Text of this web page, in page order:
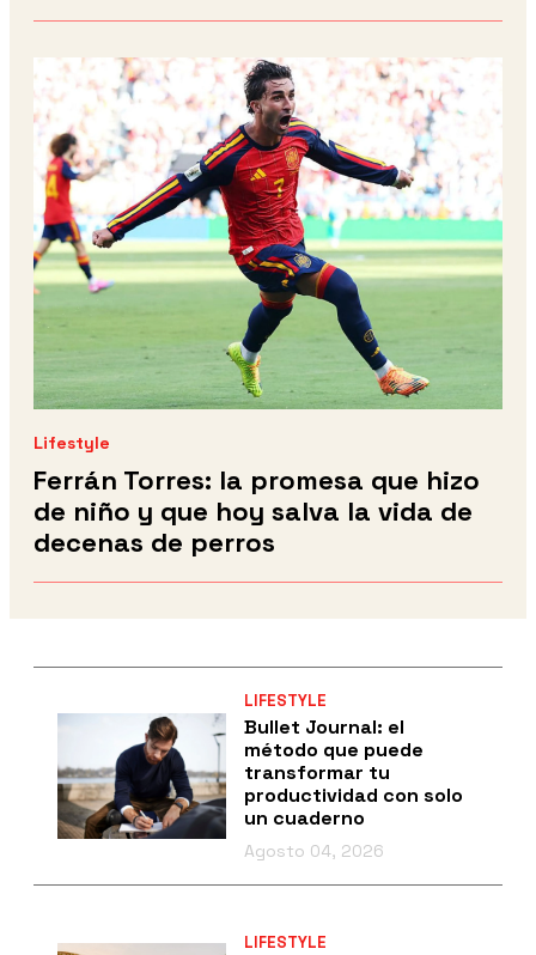
Lifestyle
Ferrán Torres: la promesa que hizo
de niño y que hoy salva la vida de
decenas de perros
LIFESTYLE
Bullet Journal: el
método que puede
transformar tu
productividad con solo
un cuaderno
Agosto 04, 2026
LIFESTYLE